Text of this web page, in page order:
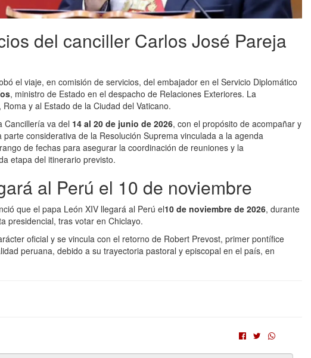
del canciller Carlos José Pareja
el viaje, en comisión de servicios, del embajador en el Servicio Diplomático
, ministro de Estado en el despacho de Relaciones Exteriores. La
y al Estado de la Ciudad del Vaticano.
Cancillería va del 14 al 20 de junio de 2026, con el propósito de acompañar y
considerativa de la Resolución Suprema vinculada a la agenda
de fechas para asegurar la coordinación de reuniones y la
etapa del itinerario previsto.
al Perú el 10 de noviembre
que el papa León XIV llegará al Perú el10 de noviembre de 2026, durante
presidencial, tras votar en Chiclayo.
oficial y se vincula con el retorno de Robert Prevost, primer pontífice
peruana, debido a su trayectoria pastoral y episcopal en el país, en